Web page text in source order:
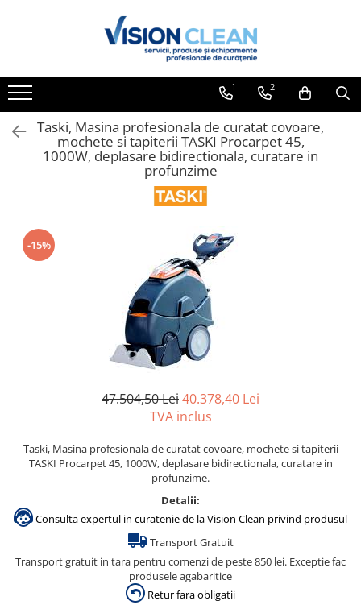
Aspiratoare si masini curatenie
profesionale
Aspiratoare industriale
Aspiratoare injectie - extractie
Aspiratoare profesionale de lichide
Echipament de curatat cu presiune
Masini de curatat si aspirat
Monodiscuri profesionale
Detergenti profesionali
Detergenti comerciali
Detergenti covoare, mochete,
Detergenti geamuri
Detergenti pardoseala
Detergenti rufe si tesaturi
Detergenti toaleta, grup sanitar
1 2
Taski, Masina profesionala de curatat covoare,
mochete si tapiterii TASKI Procarpet 45,
1000W, deplasare bidirectionala, curatare in
profunzime
-15%
47.504,50 Lei40.378,40 Lei
TVA inclus
Taski, Masina profesionala de curatat covoare, mochete si tapiterii
TASKI Procarpet 45, 1000W, deplasare bidirectionala, curatare in
profunzime.
Detalii:
Consulta expertul in curatenie de la Vision Clean privind produsul
Transport Gratuit
Transport gratuit in tara pentru comenzi de peste 850 lei. Exceptie fac
produsele agabaritice
Retur fara obligatii